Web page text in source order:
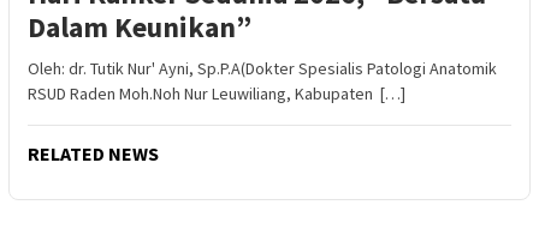
Dalam Keunikan”
Oleh: dr. Tutik Nur' Ayni, Sp.P.A(Dokter Spesialis Patologi Anatomik
RSUD Raden Moh.Noh Nur Leuwiliang, Kabupaten […]
RELATED NEWS